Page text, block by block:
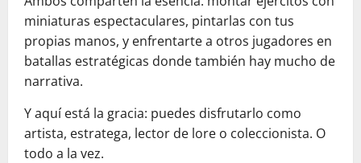
miniaturas espectaculares, pintarlas con tus
propias manos, y enfrentarte a otros jugadores en
batallas estratégicas donde también hay mucho de
narrativa.
Y aquí está la gracia: puedes disfrutarlo como
artista, estratega, lector de lore o coleccionista. O
todo a la vez.